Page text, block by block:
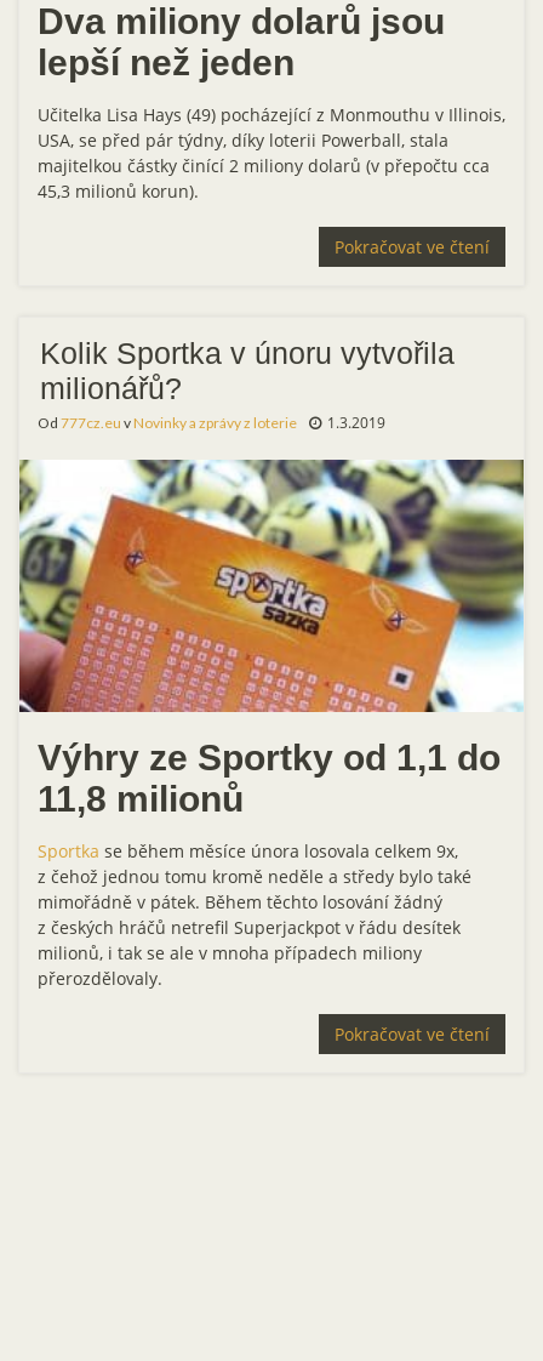
Dva miliony dolarů jsou
lepší než jeden
Učitelka Lisa Hays (49) pocházející z Monmouthu v Illinois,
USA, se před pár týdny, díky loterii Powerball, stala
majitelkou částky činící 2 miliony dolarů (v přepočtu cca
45,3 milionů korun).
Pokračovat ve čtení
Kolik Sportka v únoru vytvořila
milionářů?
Od 777cz.eu vNovinky a zprávy z loterie 1.3.2019
Výhry ze Sportky od 1,1 do
11,8 milionů
Sportka se během měsíce února losovala celkem 9x,
z čehož jednou tomu kromě neděle a středy bylo také
mimořádně v pátek. Během těchto losování žádný
z českých hráčů netrefil Superjackpot v řádu desítek
milionů, i tak se ale v mnoha případech miliony
přerozdělovaly.
Pokračovat ve čtení